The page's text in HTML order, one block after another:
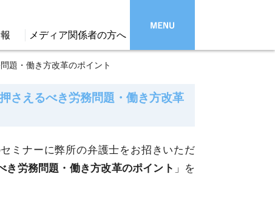
メディア関係者の方へ
題・働き方改革のポイント
さえるべき労務問題・働き方改革
ミナーに弊所の弁護士をお招きいただ
き労務問題・働き方改革のポイント 」を